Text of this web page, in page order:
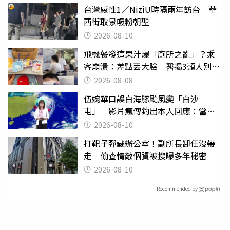
台灣感性1／NiziU時隔兩年訪台 華
西街取景吸粉朝聖
2026-08-10
飛機餐發這果汁爆「廁所之亂」？乘
客崩潰：差點丟大臉 醫揭3類人別亂
喝 2026-08-08
伍婉華口誤白海豚颱風變「白沙
屯」 影片瘋傳釣出本人回應：當下
懊惱到現在
2026-08-10
打靶子彈藏辦公室！副所長卸任沒帶
走 偷查情敵個資被搜曝多年秘密
2026-08-10
Recommended by